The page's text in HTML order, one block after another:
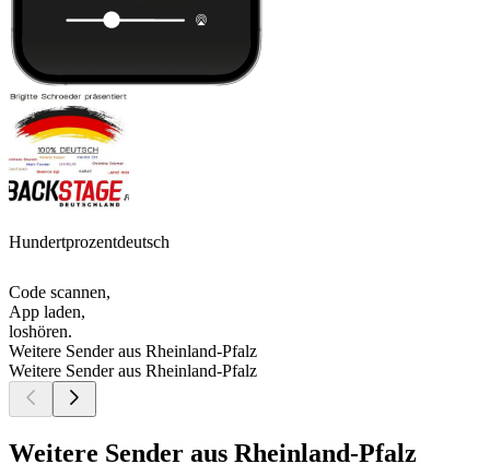
Hundertprozentdeutsch
Code scannen,
App laden,
loshören.
Weitere Sender aus Rheinland-Pfalz
Weitere Sender aus Rheinland-Pfalz
Weitere Sender aus Rheinland-Pfalz